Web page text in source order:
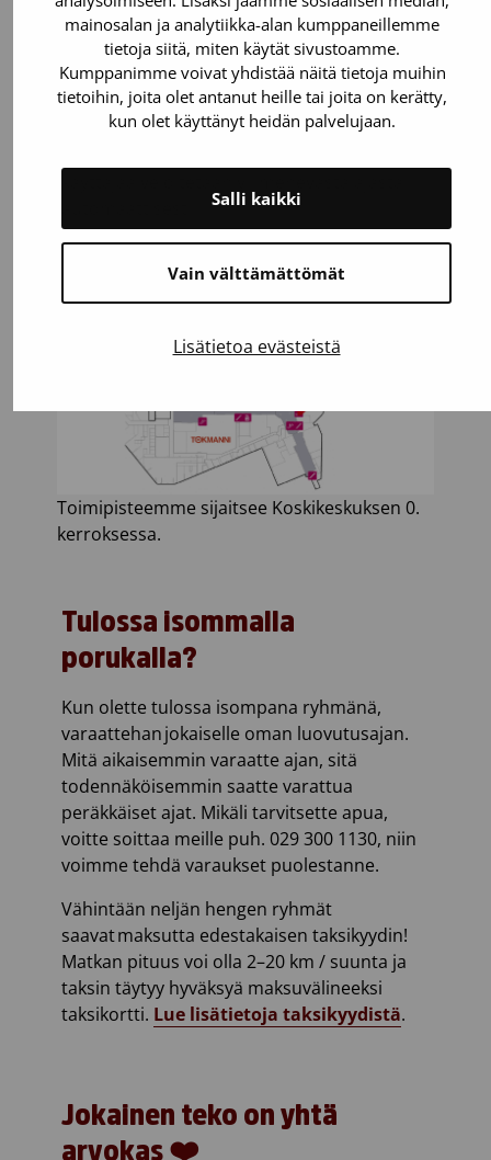
mainosalan ja analytiikka-alan kumppaneillemme
tietoja siitä, miten käytät sivustoamme.
Kumppanimme voivat yhdistää näitä tietoja muihin
tietoihin, joita olet antanut heille tai joita on kerätty,
kun olet käyttänyt heidän palvelujaan.
Vain välttämättömät
Salli kaikki
Lisätietoa evästeistä
aina kertakäyttöinen ja tulee käytetyksi aina
kokonaan pysäköinnin päättyessä. Mikäli
asiakas pysäköi P-Koskikeskuksessa
pidempään kuin myönnetyn edun verran,
tulee asiakkaan käydä maksamassa ylittävä
Toimipisteemme sijaitsee Koskikeskuksen 0.
kerroksessa.
Tulossa isommalla
porukalla?
Kun olette tulossa isompana ryhmänä,
varaattehanjokaiselle oman luovutusajan.
Mitä aikaisemmin varaatte ajan, sitä
todennäköisemmin saatte varattua
peräkkäiset ajat. Mikäli tarvitsette apua,
voitte soittaa meille puh. 029 300 1130, niin
voimme tehdä varaukset puolestanne.
Vähintään neljän hengen ryhmät
saavat maksutta edestakaisen taksikyydin!
Matkan pituus voi olla 2–20 km / suunta ja
taksin täytyy hyväksyä maksuvälineeksi
taksikortti. Lue lisätietoja taksikyydistä.
Jokainen teko on yhtä
arvokas ❤️